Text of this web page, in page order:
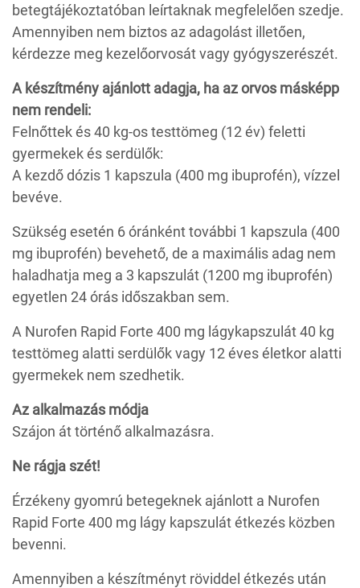
betegtájékoztatóban leírtaknak megfelelően szedje.
Amennyiben nem biztos az adagolást illetően,
kérdezze meg kezelőorvosát vagy gyógyszerészét.
A készítmény ajánlott adagja, ha az orvos másképp
nem rendeli:
Felnőttek és 40 kg‑os testtömeg (12 év) feletti
gyermekek és serdülők:
A kezdő dózis 1 kapszula (400 mg ibuprofén), vízzel
bevéve.
Szükség esetén 6 óránként további 1 kapszula (400
mg ibuprofén) bevehető, de a maximális adag nem
haladhatja meg a 3 kapszulát (1200 mg ibuprofén)
egyetlen 24 órás időszakban sem.
A Nurofen Rapid Forte 400 mg lágykapszulát 40 kg
testtömeg alatti serdülők vagy 12 éves életkor alatti
gyermekek nem szedhetik.
Az alkalmazás módja
Szájon át történő alkalmazásra.
Ne rágja szét!
Érzékeny gyomrú betegeknek ajánlott a Nurofen
Rapid Forte 400 mg lágy kapszulát étkezés közben
bevenni.
Amennyiben a készítményt röviddel étkezés után